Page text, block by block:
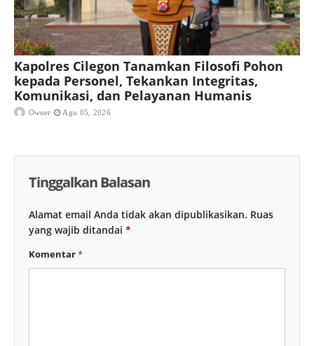
Kapolres Cilegon Tanamkan Filosofi Pohon
kepada Personel, Tekankan Integritas,
Komunikasi, dan Pelayanan Humanis
Owner Agu 05, 2026
Tinggalkan Balasan
Alamat email Anda tidak akan dipublikasikan. Ruas
yang wajib ditandai *
Komentar*